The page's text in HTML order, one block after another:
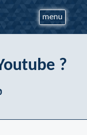
menu
?